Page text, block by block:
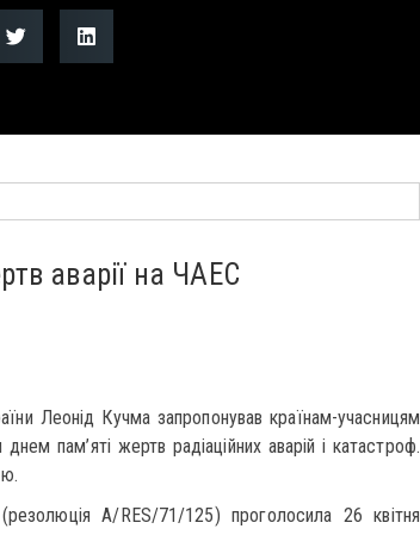
аварії на ЧАЕС
Леонід Кучма запропонував країнам-учасницям
пам’яті жертв радіаційних аварій і катастроф.
A/RES/71/125) проголосила 26 квітня